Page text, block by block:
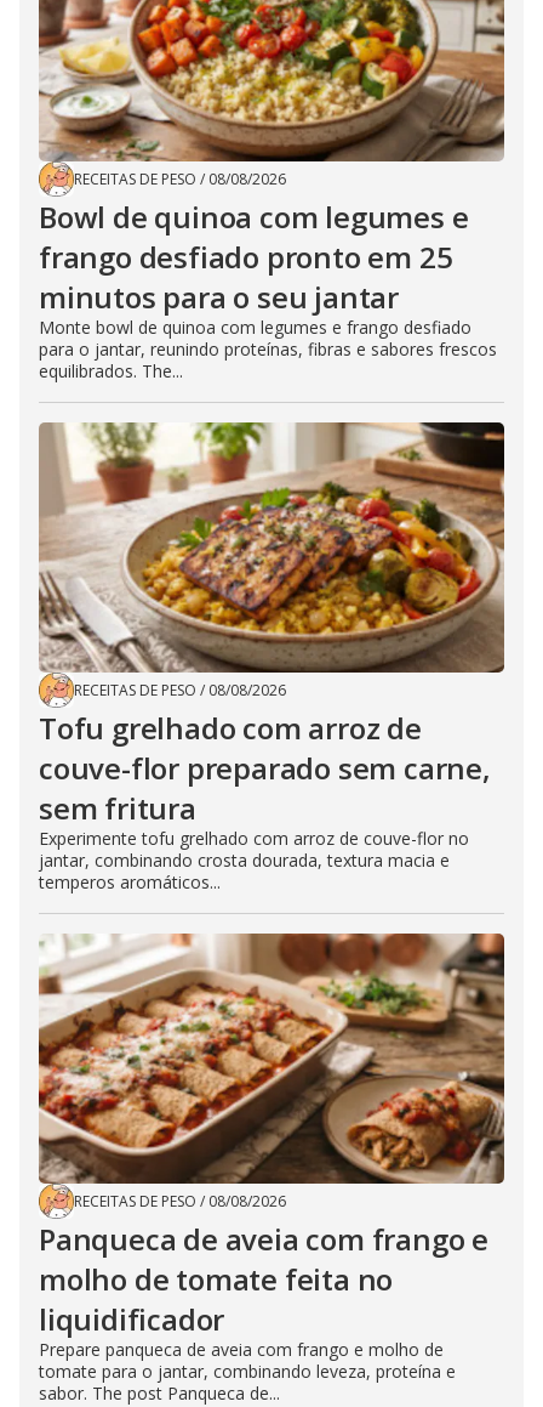
RECEITAS DE PESO / 08/08/2026
Bowl de quinoa com legumes e
frango desfiado pronto em 25
minutos para o seu jantar
Monte bowl de quinoa com legumes e frango desfiado
para o jantar, reunindo proteínas, fibras e sabores frescos
equilibrados. The...
RECEITAS DE PESO / 08/08/2026
Tofu grelhado com arroz de
couve-flor preparado sem carne,
sem fritura
Experimente tofu grelhado com arroz de couve-flor no
jantar, combinando crosta dourada, textura macia e
temperos aromáticos...
RECEITAS DE PESO / 08/08/2026
Panqueca de aveia com frango e
molho de tomate feita no
liquidificador
Prepare panqueca de aveia com frango e molho de
tomate para o jantar, combinando leveza, proteína e
sabor. The post Panqueca de...